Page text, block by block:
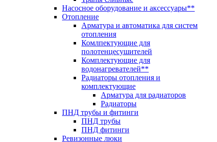
Насосное оборудование и аксессуары**
Отопление
Арматура и автоматика для систем
отопления
Комлпектующие для
полотенцесушителей
Комплектующие для
водонагревателей**
Радиаторы отопления и
комплектующие
Арматура для радиаторов
Радиаторы
ПНД трубы и фитинги
ПНД трубы
ПНД фитинги
Ревизонные люки